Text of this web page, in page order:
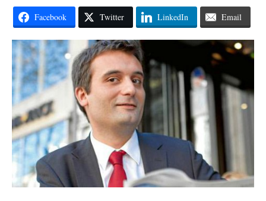
Facebook Twitter LinkedIn Email